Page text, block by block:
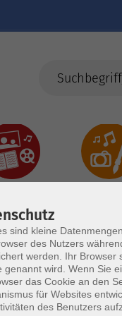
sind kleine
des Nutzers
werden. Ihr Browser
genannt wird. Wenn Sie
das Cookie an den
für Websites
des Benutzers